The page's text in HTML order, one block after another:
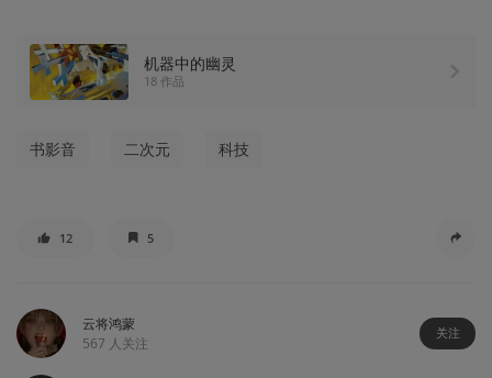
机器中的幽灵
18 作品
书影音 二次元 科技
12 5
云将鸿蒙
567 人关注
关注